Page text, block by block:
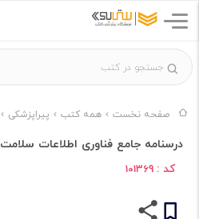
صفحه نخست همه کتب پیراپزشکی
درسنامه جامع فناوری اطلاعات سلامت
کد : 101369